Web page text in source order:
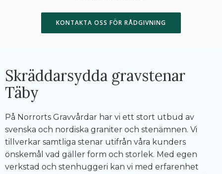
KONTAKTA OSS FÖR RÅDGIVNING
Skräddarsydda gravstenar
Täby
På Norrorts Gravvårdar har vi ett stort utbud av
svenska och nordiska graniter och stenämnen. Vi
tillverkar samtliga stenar utifrån våra kunders
önskemål vad gäller form och storlek. Med egen
verkstad och stenhuggeri kan vi med erfarenhet